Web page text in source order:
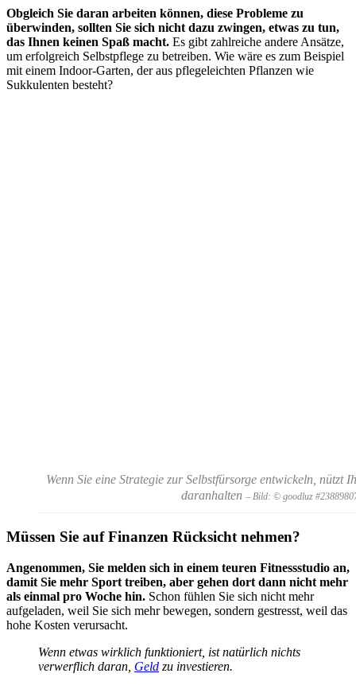
Obgleich Sie daran arbeiten können, diese Probleme zu
überwinden, sollten Sie sich nicht dazu zwingen, etwas zu tun,
das Ihnen keinen Spaß macht. Es gibt zahlreiche andere Ansätze,
um erfolgreich Selbstpflege zu betreiben. Wie wäre es zum Beispiel
mit einem Indoor-Garten, der aus pflegeleichten Pflanzen wie
Sukkulenten besteht?
Wenn Sie eine Strategie zur Selbstfürsorge entwickeln, nützt
daranhalten – Bild: © goodluz
Müssen Sie auf Finanzen Rücksicht nehmen?
Angenommen, Sie melden sich in einem teuren Fitnessstudio an,
damit Sie mehr Sport treiben, aber gehen dort dann nicht mehr
als einmal pro Woche hin. Schon fühlen Sie sich nicht mehr
aufgeladen, weil Sie sich mehr bewegen, sondern gestresst, weil das
hohe Kosten verursacht.
Wenn etwas wirklich funktioniert, ist natürlich nichts
verwerflich daran, Geld zu investieren.